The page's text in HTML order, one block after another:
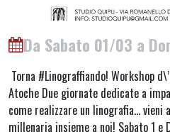
Da Sabato 01/03 a
Torna #Linograffiando! Workshop
Atoche Due giornate dedicate a
come realizzare un linografia… vieni
millenaria insieme a noi! Sabato 1 e